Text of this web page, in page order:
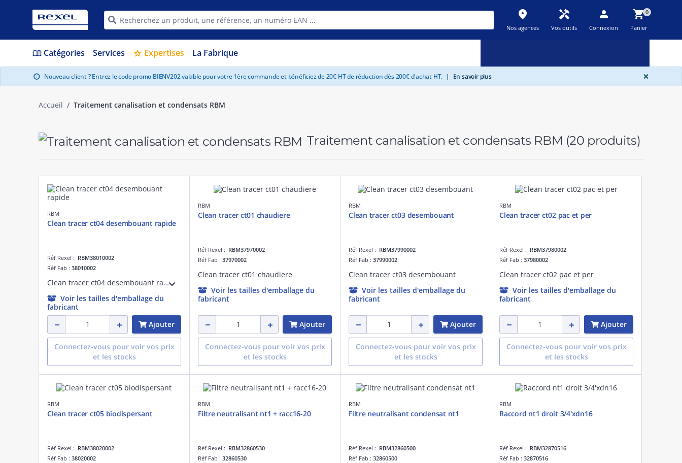
place
Nos agences
handyman
Vos outils
person
Connexion
shopping_cart0
Panier
menu_book Catégories Services star Expertises La Fabrique
info Nouveau client ? Entrez le code promo BIENV202 valable pour votre 1ère commande et bénéficiez de 20€ HT de réduction dès 200€ d'achat HT. | En savoir plus ×
Accueil Traitement canalisation et condensats RBM
Traitement canalisation et condensats RBM (20 produits)
RBM
Clean tracer ct04 desembouant rapide
Réf Rexel : RBM38010002
Réf Fab : 38010002
Clean tracer ct04 desembouant rapide
Voir les tailles d'emballage du
fabricant
Ajouter
Connectez-vous pour voir vos prix
et les stocks
RBM
Clean tracer ct01 chaudiere
Réf Rexel : RBM37970002
Réf Fab : 37970002
Clean tracer ct01 chaudiere
Voir les tailles d'emballage du
fabricant
Ajouter
Connectez-vous pour voir vos prix
et les stocks
RBM
Clean tracer ct03 desembouant
Réf Rexel : RBM37990002
Réf Fab : 37990002
Clean tracer ct03 desembouant
Voir les tailles d'emballage du
fabricant
Ajouter
Connectez-vous pour voir vos prix
et les stocks
RBM
Clean tracer ct02 pac et per
Réf Rexel : RBM37980002
Réf Fab : 37980002
Clean tracer ct02 pac et per
Voir les tailles d'emballage du
fabricant
Ajouter
Connectez-vous pour voir vos prix
et les stocks
RBM
Clean tracer ct05 biodispersant
Réf Rexel : RBM38020002
Réf Fab : 38020002
RBM
Filtre neutralisant nt1 + racc16-20
Réf Rexel : RBM32860530
Réf Fab : 32860530
RBM
Filtre neutralisant condensat nt1
Réf Rexel : RBM32860500
Réf Fab : 32860500
RBM
Raccord nt1 droit 3/4'xdn16
Réf Rexel : RBM32870516
Réf Fab : 32870516